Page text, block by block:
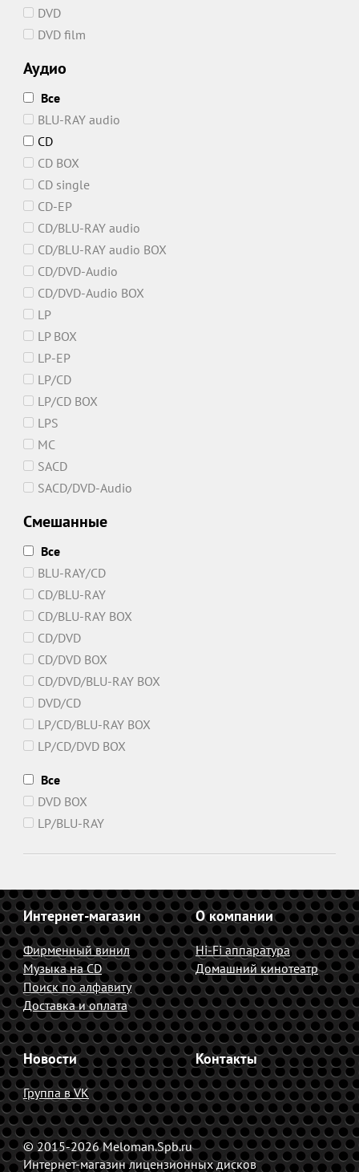
DVD
DVD film
Аудио
Все
BLU-RAY audio
CD
CD BOX
CD single
CD-EP
CD/BLU-RAY audio
CD/BLU-RAY audio BOX
CD/DVD-Audio
CD/DVD-Audio BOX
LP
LP BOX
LP-EP
LP/CD
LP/CD BOX
LPS
MC
SACD
SACD/DVD-Audio
Смешанные
Все
BLU-RAY/CD
CD/BLU-RAY
CD/BLU-RAY BOX
CD/DVD
CD/DVD BOX
CD/DVD/BLU-RAY BOX
DVD/CD
LP/CD/BLU-RAY BOX
LP/CD/DVD BOX
Все
DVD BOX
LP/BLU-RAY
Интернет-магазин
Фирменный винил
Музыка на CD
Поиск по алфавиту
Доставка и оплата
О компании
Hi-Fi аппаратура
Домашний кинотеатр
Новости
Группа в VK
Контакты
© 2015-2026 Meloman.Spb.ru
Интернет-магазин лицензионных дисков